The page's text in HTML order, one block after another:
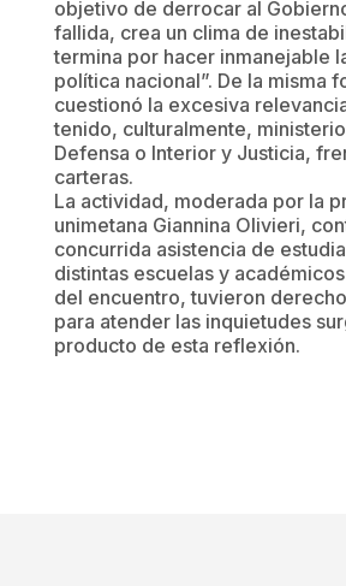
objetivo de derrocar al
fallida, crea un clima de
termina por hacer inmanejable
política nacional”. De la misma
cuestionó la excesiva
tenido, culturalmente,
Defensa o Interior y Justicia,
carteras.
La actividad, moderada por la
unimetana Giannina Olivieri,
concurrida asistencia de
distintas escuelas y
del encuentro, tuvieron
para atender las inquietudes
producto de esta reflexión.